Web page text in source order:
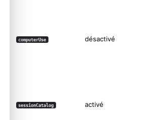
computerUse désactivé
sessionCatalog activé